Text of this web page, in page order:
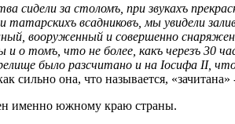
за столомъ, при звукахъ
всадниковъ, мы увидели
вооруженный и совершенно
о томъ, что не более, какъ черезъ 30
было разсчитано и на Iосифа II,
сильно она, что называется,
именно южному краю страны.